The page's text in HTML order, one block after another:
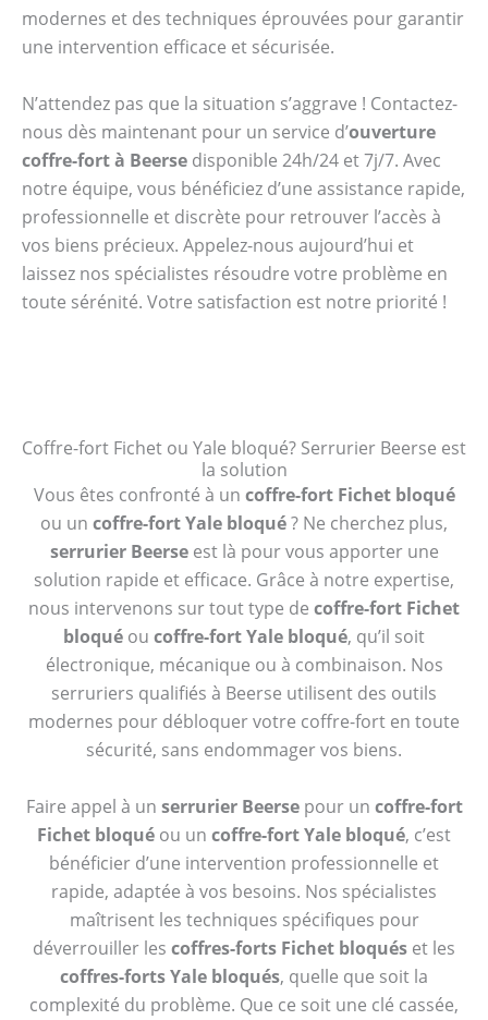
modernes et des techniques éprouvées pour garantir
une intervention efficace et sécurisée.
N’attendez pas que la situation s’aggrave ! Contactez-
nous dès maintenant pour un service d’ouverture
coffre-fort à Beerse disponible 24h/24 et 7j/7. Avec
notre équipe, vous bénéficiez d’une assistance rapide,
professionnelle et discrète pour retrouver l’accès à
vos biens précieux. Appelez-nous aujourd’hui et
laissez nos spécialistes résoudre votre problème en
toute sérénité. Votre satisfaction est notre priorité !
Coffre-fort Fichet ou Yale bloqué? Serrurier Beerse est
la solution
Vous êtes confronté à un coffre-fort Fichet bloqué
ou un coffre-fort Yale bloqué? Ne cherchez plus,
serrurier Beerseest là pour vous apporter une
solution rapide et efficace. Grâce à notre expertise,
nous intervenons sur tout type de coffre-fort Fichet
bloqué ou coffre-fort Yale bloqué, qu’il soit
électronique, mécanique ou à combinaison. Nos
serruriers qualifiés à Beerse utilisent des outils
modernes pour débloquer votre coffre-fort en toute
sécurité, sans endommager vos biens.
Faire appel à un serrurier Beersepour un coffre-fort
Fichet bloqué ou un coffre-fort Yale bloqué, c’est
bénéficier d’une intervention professionnelle et
rapide, adaptée à vos besoins. Nos spécialistes
maîtrisent les techniques spécifiques pour
déverrouiller les coffres-forts Fichet bloqués et les
coffres-forts Yale bloqués, quelle que soit la
complexité du problème. Que ce soit une clé cassée,